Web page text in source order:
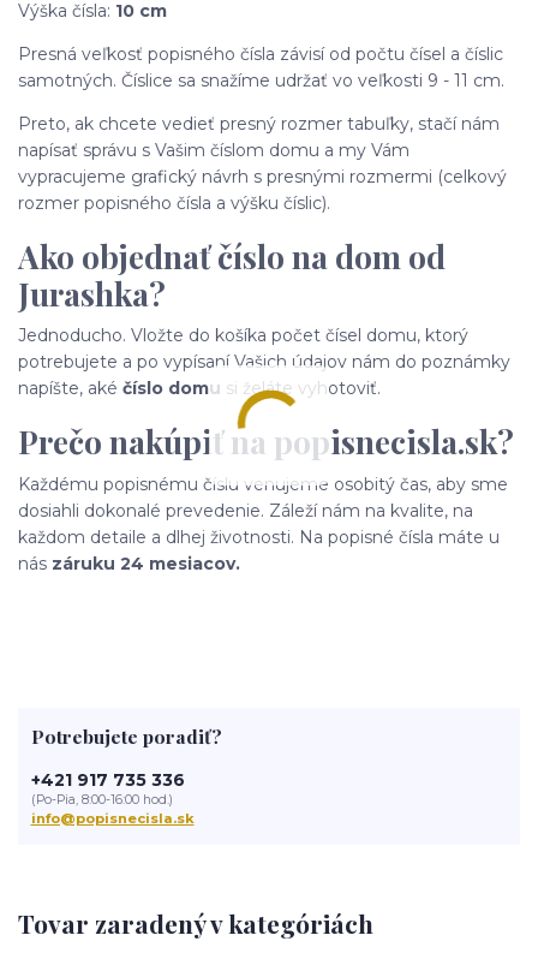
Výška čísla: 10 cm
Presná veľkosť popisného čísla závisí od počtu čísel a číslic
samotných. Číslice sa snažíme udržať vo veľkosti 9 - 11 cm.
Preto, ak chcete vedieť presný rozmer tabuľky, stačí nám
napísať správu s Vašim číslom domu a my Vám
vypracujeme grafický návrh s presnými rozmermi (celkový
rozmer popisného čísla a výšku číslic).
Ako objednať číslo na dom od
Jurashka?
Jednoducho. Vložte do košíka počet čísel domu, ktorý
potrebujete a po vypísaní Vašich údajov nám do poznámky
napíšte, aké číslo domu si želáte vyhotoviť.
Prečo nakúpiť na popisnecisla.sk?
Každému popisnému číslu venujeme osobitý čas, aby sme
dosiahli dokonalé prevedenie. Záleží nám na kvalite, na
každom detaile a dlhej životnosti. Na popisné čísla máte u
nás záruku 24 mesiacov.
Tovar zaradený v kategóriách
Potrebujete poradiť?
+421 917 735 336
(Po-Pia, 8:00-16:00 hod.)
info@popisnecisla.sk